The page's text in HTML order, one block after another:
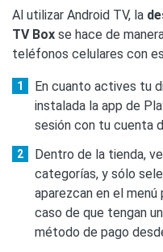
Al utilizar Android TV, la
TV Box se hace de
teléfonos celulares con
En cuanto actives tu
instalada la app de
sesión con tu cuenta
Dentro de la tienda,
categorías, y sólo
aparezcan en el menú
caso de que tengan
método de pago